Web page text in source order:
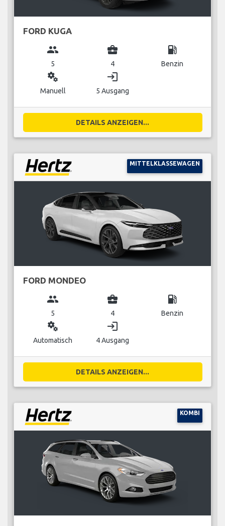
FORD KUGA
group
5
business_center
4
local_gas_station
Benzin
miscellaneous_services
Manuell
login
5 Ausgang
DETAILS ANZEIGEN...
MITTELKLASSEWAGEN
FORD MONDEO
group
5
business_center
4
local_gas_station
Benzin
miscellaneous_services
Automatisch
login
4 Ausgang
DETAILS ANZEIGEN...
KOMBI